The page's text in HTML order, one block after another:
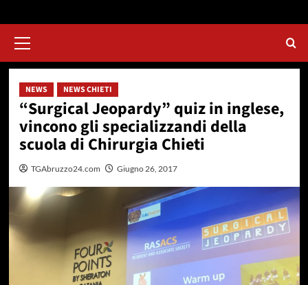
principale
NEWS NEWS CHIETI
“Surgical Jeopardy” quiz in inglese,
vincono gli specializzandi della
scuola di Chirurgia Chieti
TGAbruzzo24.com Giugno 26, 2017